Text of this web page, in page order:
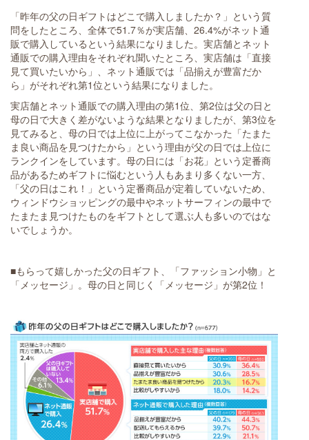
「昨年の父の日ギフトはどこで購入しましたか？」という質
問をしたところ、全体で51.7％が実店舗、26.4%がネット通
販で購入しているという結果になりました。実店舗とネット
通販での購入理由をそれぞれ聞いたところ、実店舗は「直接
見て買いたいから」、ネット通販では「品揃えが豊富だか
ら」がそれぞれ第1位という結果になりました。
実店舗とネット通販での購入理由の第1位、第2位は父の日と
母の日で大きく差がないような結果となりましたが、第3位を
見てみると、母の日では上位に上がってこなかった「たまた
ま良い商品を見つけたから」という理由が父の日では上位に
ランクインをしています。母の日には「お花」という定番商
品があるためギフトに悩むという人もあまり多くない一方、
「父の日はこれ！」という定番商品が定着していないため、
ウィンドウショッピングの最中やネットサーフィンの最中で
たまたま見つけたものをギフトとして選ぶ人も多いのではな
いでしょうか。
■もらって嬉しかった父の日ギフト、「ファッション小物」と
「メッセージ」。母の日と同じく「メッセージ」が第2位！